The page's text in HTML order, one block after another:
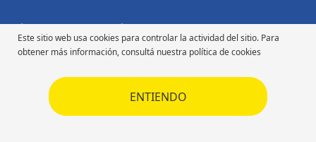
Este sitio web usa cookies para controlar la actividad del sitio. Para
obtener más información, consultá nuestra política de cookies
ENTIENDO
Código Anticorrupción
Código de Ética